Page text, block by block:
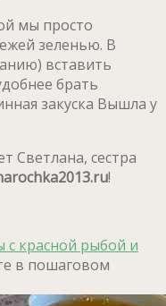
мы просто
зеленью. В
вставить
брать
закуска Вышла у
Светлана, сестра
!
с красной рыбой и
в пошаговом